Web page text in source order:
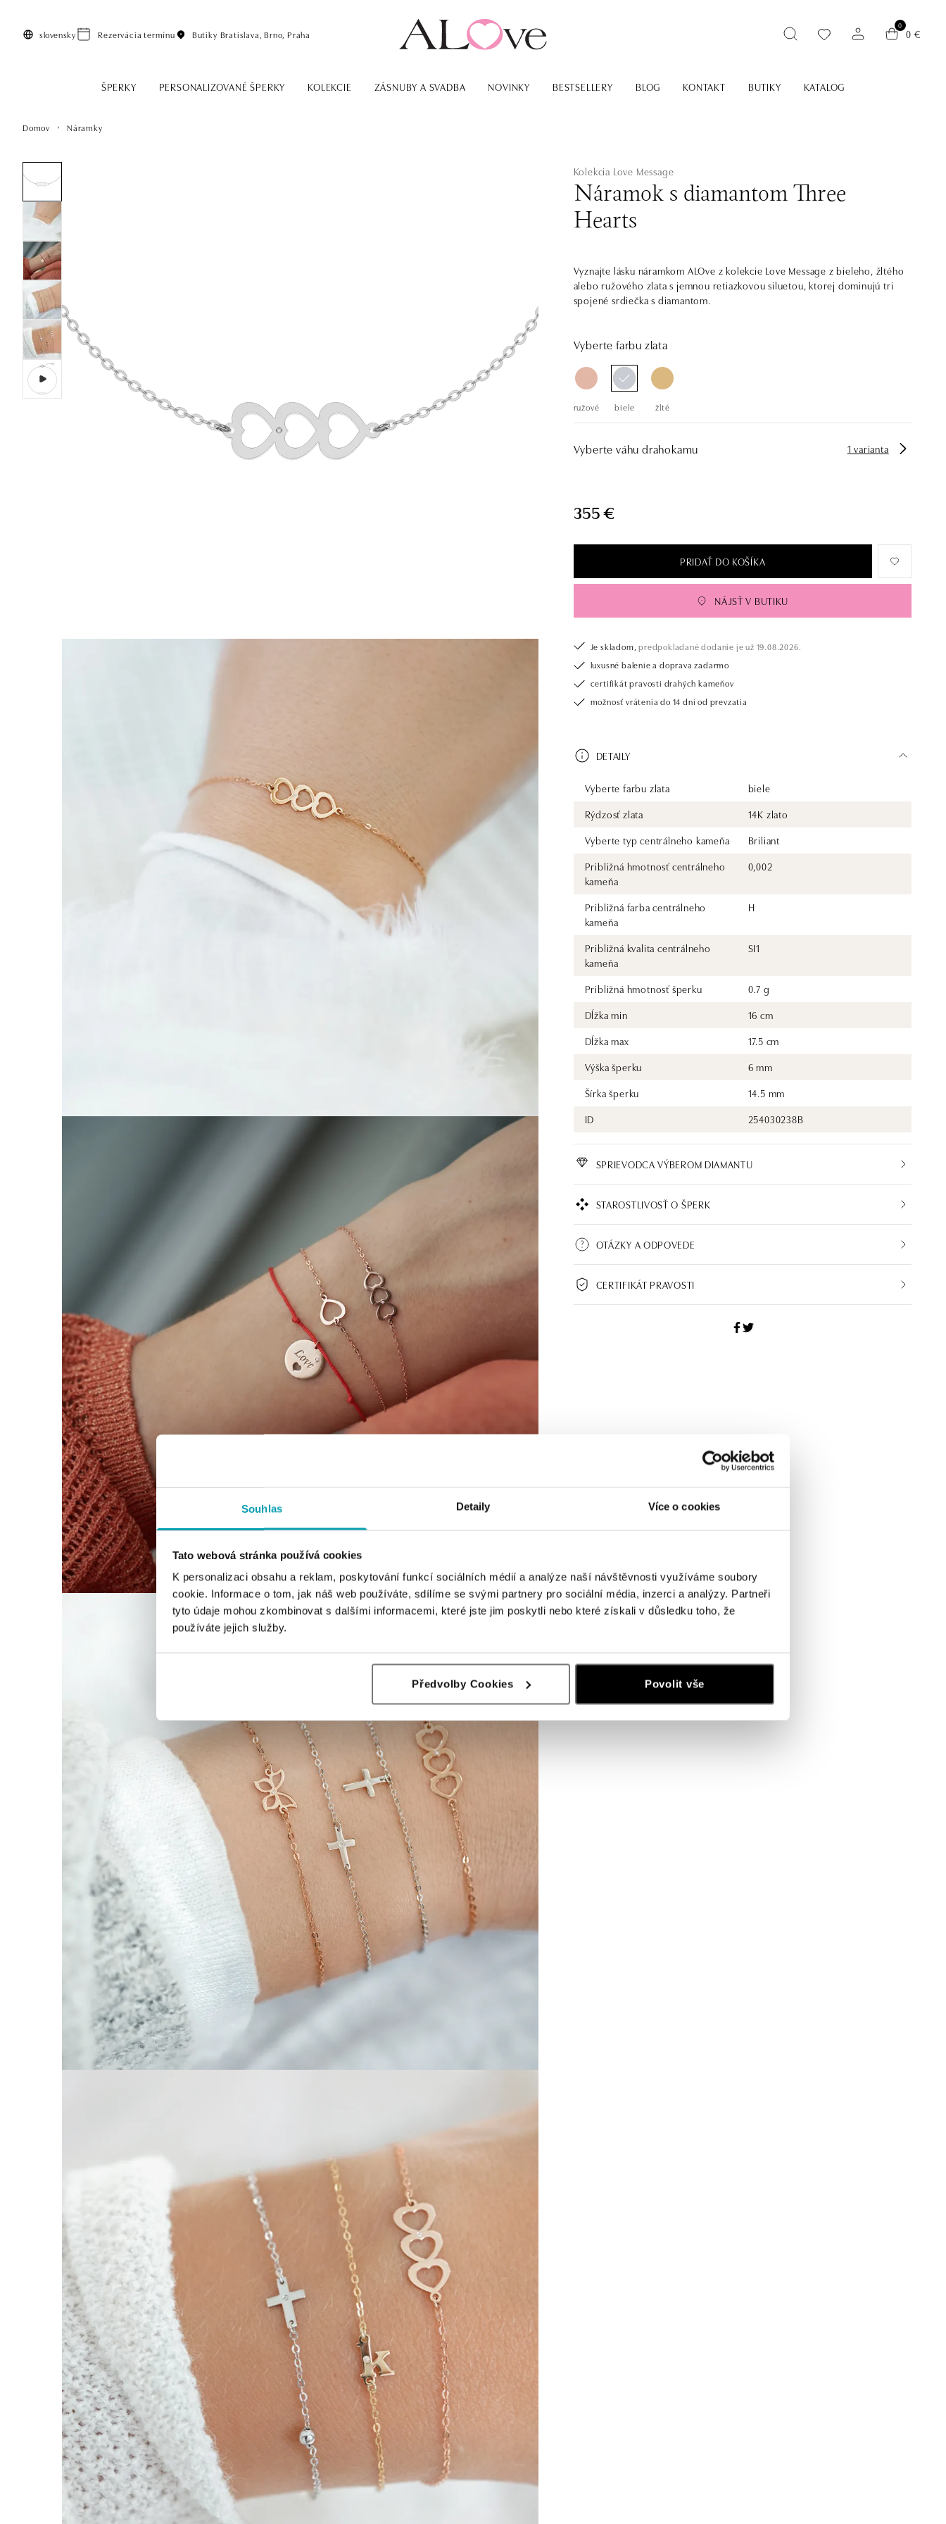
Souhlas Detaily Více o cookies
Tato webová stránka používá cookies
K personalizaci obsahu a reklam, poskytování funkcí sociálních médií a analýze naší návštěvnosti využíváme soubory
cookie. Informace o tom, jak náš web používáte, sdílíme se svými partnery pro sociální média, inzerci a analýzy. Partneři
tyto údaje mohou zkombinovat s dalšími informacemi, které jste jim poskytli nebo které získali v důsledku toho, že
používáte jejich služby.
Předvolby Cookies Povolit vše
slovensky Rezervácia termínu Butiky Bratislava, Brno, Praha
0
0 €
ŠPERKY PERSONALIZOVANÉ ŠPERKY KOLEKCIE ZÁSNUBY A SVADBA NOVINKY BESTSELLERY BLOG KONTAKT BUTIKY KATALOG
Domov Náramky
Kolekcia Love Message
Náramok s diamantom Three
Hearts
Vyznajte lásku náramkom ALOve z kolekcie Love Message z bieleho, žltého
alebo ružového zlata s jemnou retiazkovou siluetou, ktorej dominujú tri
spojené srdiečka s diamantom.
Vyberte farbu zlata
ružové biele žlté
Vyberte váhu drahokamu 1 varianta
355 €
PRIDAŤ DO KOŠÍKA
NÁJSŤ V BUTIKU
Je skladom, predpokladané dodanie je už 19.08.2026.
luxusné balenie a doprava zadarmo
certifikát pravosti drahých kameňov
možnosť vrátenia do 14 dní od prevzatia
DETAILY
Vyberte farbu zlata
biele
Rýdzosť zlata
14K zlato
Vyberte typ centrálneho kameňa
Briliant
Približná hmotnosť centrálneho
kameňa
0,002
Približná farba centrálneho
kameňa
H
Približná kvalita centrálneho
kameňa
SI1
Približná hmotnosť šperku
0.7 g
Dĺžka min
16 cm
Dĺžka max
17.5 cm
Výška šperku
6 mm
Šírka šperku
14.5 mm
ID
254030238B
SPRIEVODCA VÝBEROM DIAMANTU
STAROSTLIVOSŤ O ŠPERK
OTÁZKY A ODPOVEDE
CERTIFIKÁT PRAVOSTI